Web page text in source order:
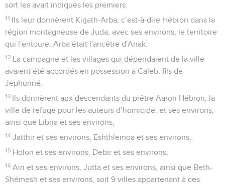
sort les avait indiqués les premiers.
11 Ils leur donnèrent Kirjath-Arba, c’est-à-dire Hébron dans la
région montagneuse de Juda, avec ses environs, le territoire
qui l'entoure. Arba était l'ancêtre d'Anak.
12 La campagne et les villages qui dépendaient de la ville
avaient été accordés en possession à Caleb, fils de
Jephunné.
13 Ils donnèrent aux descendants du prêtre Aaron Hébron, la
ville de refuge pour les auteurs d’homicide, et ses environs,
ainsi que Libna et ses environs,
14 Jatthir et ses environs, Eshthlemoa et ses environs,
15 Holon et ses environs, Debir et ses environs,
16 Aïn et ses environs, Jutta et ses environs, ainsi que Beth-
Shémesh et ses environs, soit 9 villes appartenant à ces